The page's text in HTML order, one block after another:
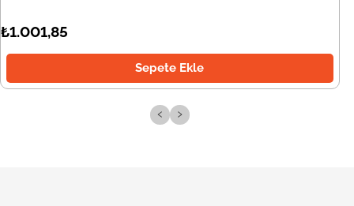
₺1.001,85
Sepete Ekle
‹ ›